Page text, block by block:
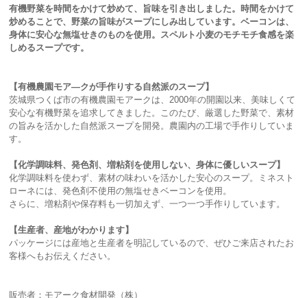
有機野菜を時間をかけて炒めて、旨味を引き出しました。時間をかけて
炒めることで、野菜の旨味がスープにしみ出しています。ベーコンは、
身体に安心な無塩せきのものを使用。スペルト小麦のモチモチ食感を楽
しめるスープです。
【有機農園モア―クが手作りする自然派のスープ】
茨城県つくば市の有機農園モアークは、2000年の開園以来、美味しくて
安心な有機野菜を追求してきました。このたび、厳選した野菜で、素材
の旨みを活かした自然派スープを開発。農園内の工場で手作りしていま
す。
【化学調味料、発色剤、増粘剤を使用しない、身体に優しいスープ】
化学調味料を使わず、素材の味わいを活かした安心のスープ。ミネスト
ローネには、発色剤不使用の無塩せきベーコンを使用。
さらに、増粘剤や保存料も一切加えず、一つ一つ手作りしています。
【生産者、産地がわかります】
パッケージには産地と生産者を明記しているので、ぜひご来店されたお
客様へもお伝えください。
販売者：モアーク食材開発（株）